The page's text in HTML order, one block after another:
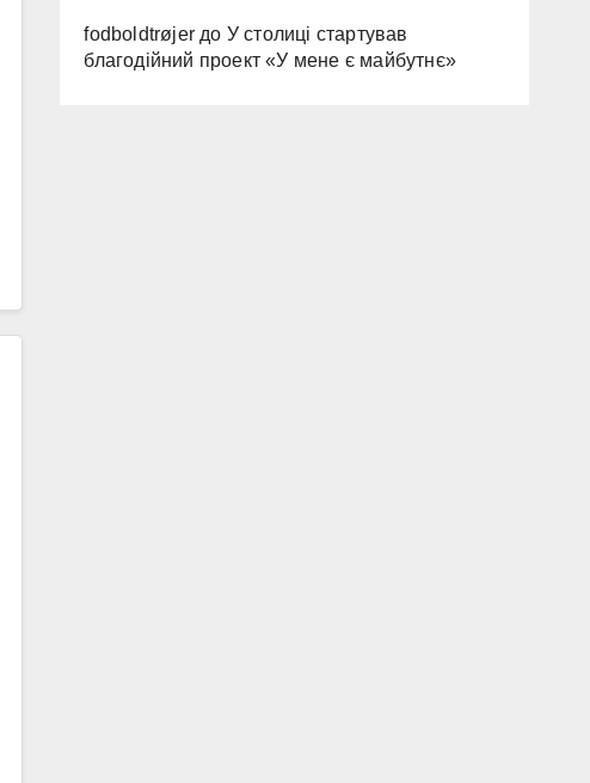
fodboldtrøjerдо У столиці стартував
благодійний проект «У мене є майбутнє»